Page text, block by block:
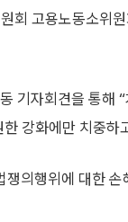
회 고용노동소위
기자회견을 통해
강화에만 치중하
쟁의행위에 대한